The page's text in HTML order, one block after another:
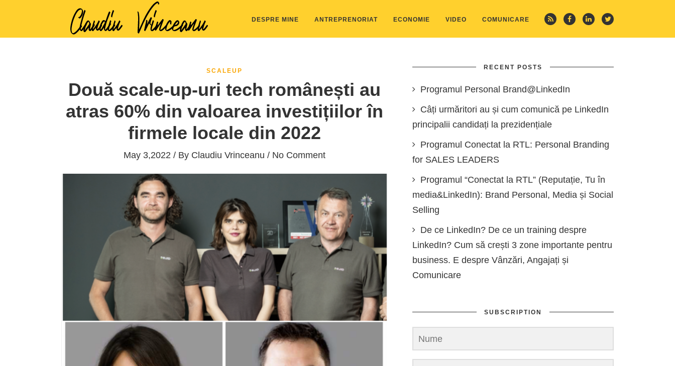
DESPRE MINE ANTREPRENORIAT ECONOMIE VIDEO COMUNICARE
SCALEUP
Două scale-up-uri tech românești au
atras 60% din valoarea investițiilor în
firmele locale din 2022
May 3,2022 / By Claudiu Vrinceanu / No Comment
RECENT POSTS
Programul Personal Brand@LinkedIn
Câți urmăritori au și cum comunică pe LinkedIn
principalii candidați la prezidențiale
Programul Conectat la RTL: Personal Branding
for SALES LEADERS
Programul “Conectat la RTL” (Reputație, Tu în
media&LinkedIn): Brand Personal, Media și Social
Selling
De ce LinkedIn? De ce un training despre
LinkedIn? Cum să crești 3 zone importante pentru
business. E despre Vânzări, Angajați și
Comunicare
SUBSCRIPTION